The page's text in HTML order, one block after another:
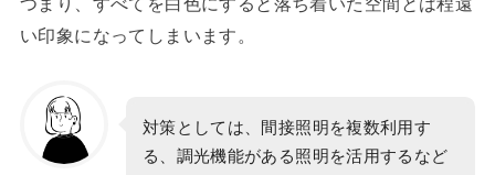
い印象になってしまいます。
対策としては、間接照明を複数利用す
る、調光機能がある照明を活用するなど